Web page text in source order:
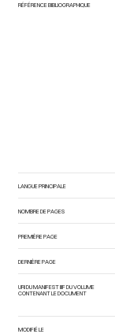
RÉFÉRENCE BIBLIOGRAPHIQUE
LANGUE PRINCIPALE
NOMBRE DE PAGES
PREMIÈRE PAGE
DERNIÈRE PAGE
URI DU MANIFEST IIIF DU VOLUME
CONTENANT LE DOCUMENT
MODIFIÉ LE